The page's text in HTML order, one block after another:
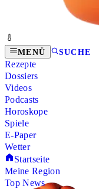
MENÜ SUCHE
Rezepte
Dossiers
Videos
Podcasts
Horoskope
Spiele
E-Paper
Wetter
Startseite
Meine Region
Top News